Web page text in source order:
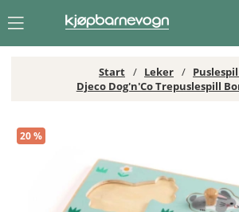
Start Leker
Djeco Dog'n'Co Trepuslespill
20
Djeco Dog'n'Co Trepuslespill Bondegård